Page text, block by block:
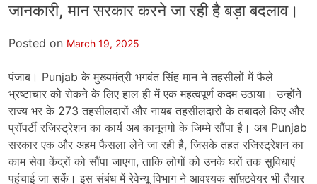
जानकारी, मान सरकार करने जा रही है बड़ा बदलाव।
Posted on March 19, 2025
पंजाब। Punjab के मुख्यमंत्री भगवंत सिंह मान ने तहसीलों में फैले
भ्रष्टाचार को रोकने के लिए हाल ही में एक महत्वपूर्ण कदम उठाया। उन्होंने
राज्य भर के 273 तहसीलदारों और नायब तहसीलदारों के तबादले किए और
प्रॉपर्टी रजिस्ट्रेशन का कार्य अब कानूनगो के जिम्मे सौंपा है। अब Punjab
सरकार एक और अहम फैसला लेने जा रही है, जिसके तहत रजिस्ट्रेशन का
काम सेवा केंद्रों को सौंपा जाएगा, ताकि लोगों को उनके घरों तक सुविधाएं
पहुंचाई जा सकें। इस संबंध में रेवेन्यू विभाग ने आवश्यक सॉफ़्टवेयर भी तैयार